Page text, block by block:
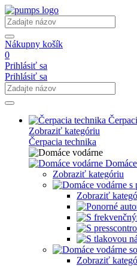
Nákupny košík
0
Prihlásiť sa
Prihlásiť sa
Zobraziť kategóriu
Čerpacia technika
Zobraziť kategóriu
Zobraziť
Zobraziť